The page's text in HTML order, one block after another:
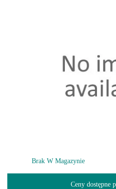
Brak W Magazynie
Ceny dostępne